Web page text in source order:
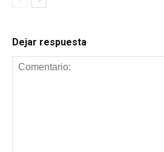
Dejar respuesta